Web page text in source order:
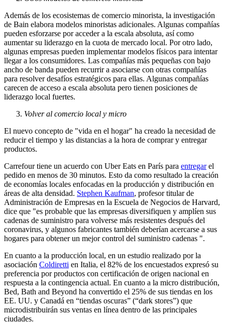
Además de los ecosistemas de comercio minorista, la investigación
de Bain elabora modelos minoristas adicionales. Algunas compañías
pueden esforzarse por acceder a la escala absoluta, así como
aumentar su liderazgo en la cuota de mercado local. Por otro lado,
algunas empresas pueden implementar modelos físicos para intentar
llegar a los consumidores. Las compañías más pequeñas con bajo
ancho de banda pueden recurrir a asociarse con otras compañías
para resolver desafíos estratégicos para ellas. Algunas compañías
carecen de acceso a escala absoluta pero tienen posiciones de
liderazgo local fuertes.
Volver al comercio local y micro
El nuevo concepto de "vida en el hogar" ha creado la necesidad de
reducir el tiempo y las distancias a la hora de comprar y entregar
productos.
Carrefour tiene un acuerdo con Uber Eats en París para entregarel
pedido en menos de 30 minutos. Esto da como resultado la creación
de economías locales enfocadas en la producción y distribución en
áreas de alta densidad. Stephen Kaufman, profesor titular de
Administración de Empresas en la Escuela de Negocios de Harvard,
dice que "es probable que las empresas diversifiquen y amplíen sus
cadenas de suministro para volverse más resistentes después del
coronavirus, y algunos fabricantes también deberían acercarse a sus
hogares para obtener un mejor control del suministro cadenas ".
En cuanto a la producción local, en un estudio realizado por la
asociación Coldiretti en Italia, el 82% de los encuestados expresó su
preferencia por productos con certificación de origen nacional en
respuesta a la contingencia actual. En cuanto a la micro distribución,
Bed, Bath and Beyond ha convertido el 25% de sus tiendas en los
EE. UU. y Canadá en “tiendas oscuras” (“dark stores”) que
microdistribuirán sus ventas en línea dentro de las principales
ciudades.